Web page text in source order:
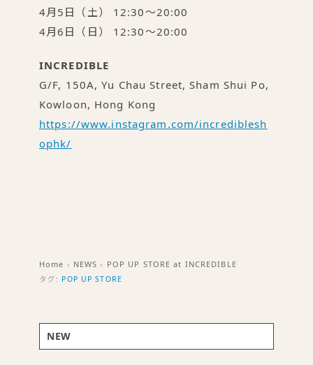
4月5日（土） 12:30〜20:00
4月6日（日） 12:30〜20:00
INCREDIBLE
G/F, 150A, Yu Chau Street, Sham Shui Po,
Kowloon, Hong Kong
https://www.instagram.com/incrediblesh
ophk/
Home › NEWS › POP UP STORE at INCREDIBLE
タグ: POP UP STORE
NEW